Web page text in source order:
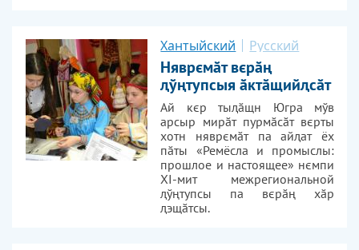
Хантыйский Русский
Няврємӑт вєрӑң
ԯўңтупсыя ӑктӑщийԯсӑт
Ай кєр тыԯӑщн Югра мўв
арсыр мирӑт пурмӑсӑт вєрты
хотн няврємӑт па айԯат ёх
пӑты «Ремёсла и промыслы:
прошлое и настоящее» нємпи
XI-мит межрегиональной
ԯўңтупсы па вєрӑң хӑр
ԯэщӑтсы.